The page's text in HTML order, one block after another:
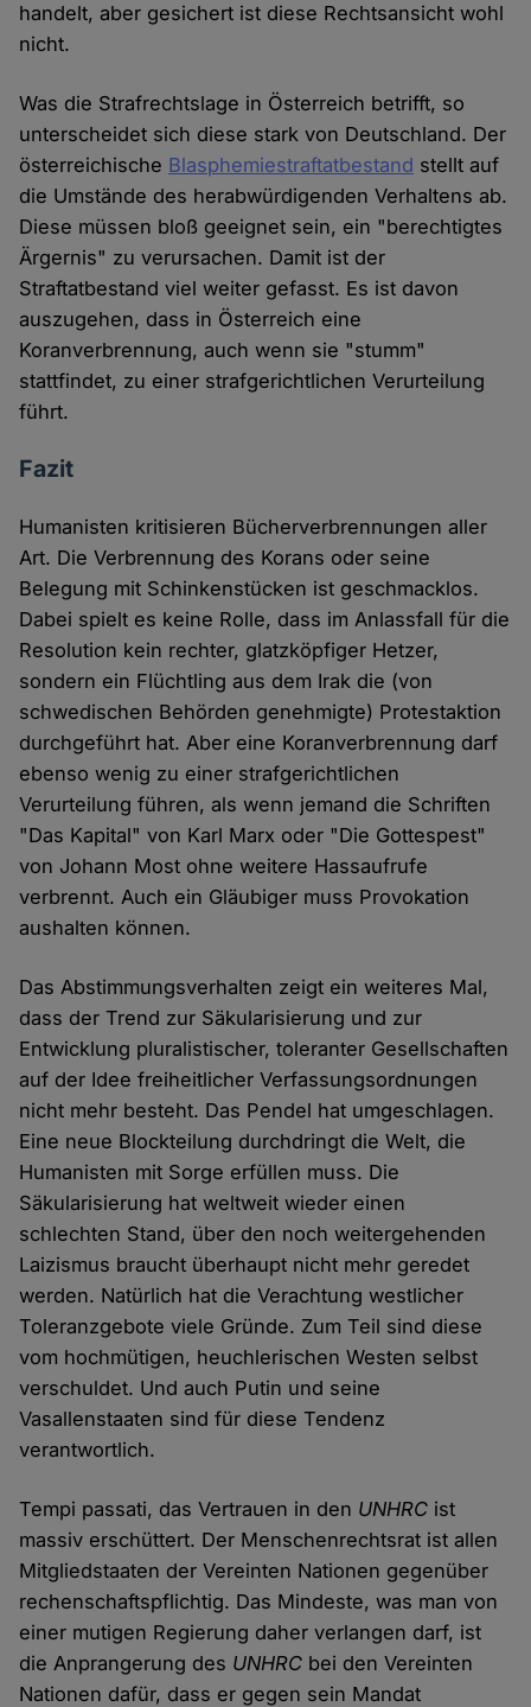
handelt, aber gesichert ist diese Rechtsansicht wohl
nicht.
Was die Strafrechtslage in Österreich betrifft, so
unterscheidet sich diese stark von Deutschland. Der
österreichische Blasphemiestraftatbestand stellt auf
die Umstände des herabwürdigenden Verhaltens ab.
Diese müssen bloß geeignet sein, ein "berechtigtes
Ärgernis" zu verursachen. Damit ist der
Straftatbestand viel weiter gefasst. Es ist davon
auszugehen, dass in Österreich eine
Koranverbrennung, auch wenn sie "stumm"
stattfindet, zu einer strafgerichtlichen Verurteilung
führt.
Fazit
Humanisten kritisieren Bücherverbrennungen aller
Art. Die Verbrennung des Korans oder seine
Belegung mit Schinkenstücken ist geschmacklos.
Dabei spielt es keine Rolle, dass im Anlassfall für die
Resolution kein rechter, glatzköpfiger Hetzer,
sondern ein Flüchtling aus dem Irak die (von
schwedischen Behörden genehmigte) Protestaktion
durchgeführt hat. Aber eine Koranverbrennung darf
ebenso wenig zu einer strafgerichtlichen
Verurteilung führen, als wenn jemand die Schriften
"Das Kapital" von Karl Marx oder "Die Gottespest"
von Johann Most ohne weitere Hassaufrufe
verbrennt. Auch ein Gläubiger muss Provokation
aushalten können.
Das Abstimmungsverhalten zeigt ein weiteres Mal,
dass der Trend zur Säkularisierung und zur
Entwicklung pluralistischer, toleranter Gesellschaften
auf der Idee freiheitlicher Verfassungsordnungen
nicht mehr besteht. Das Pendel hat umgeschlagen.
Eine neue Blockteilung durchdringt die Welt, die
Humanisten mit Sorge erfüllen muss. Die
Säkularisierung hat weltweit wieder einen
schlechten Stand, über den noch weitergehenden
Laizismus braucht überhaupt nicht mehr geredet
werden. Natürlich hat die Verachtung westlicher
Toleranzgebote viele Gründe. Zum Teil sind diese
vom hochmütigen, heuchlerischen Westen selbst
verschuldet. Und auch Putin und seine
Vasallenstaaten sind für diese Tendenz
verantwortlich.
Tempi passati, das Vertrauen in den UNHRC ist
massiv erschüttert. Der Menschenrechtsrat ist allen
Mitgliedstaaten der Vereinten Nationen gegenüber
rechenschaftspflichtig. Das Mindeste, was man von
einer mutigen Regierung daher verlangen darf, ist
die Anprangerung des UNHRC bei den Vereinten
Nationen dafür, dass er gegen sein Mandat